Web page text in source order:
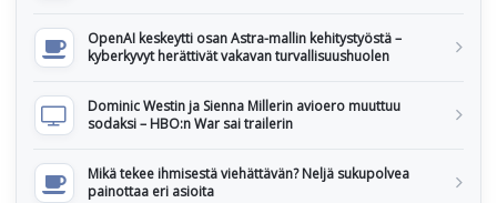
OpenAI keskeytti osan Astra-mallin kehitystyöstä –
kyberkyvyt herättivät vakavan turvallisuushuolen
Dominic Westin ja Sienna Millerin avioero muuttuu
sodaksi – HBO:n War sai trailerin
Mikä tekee ihmisestä viehättävän? Neljä sukupolvea
painottaa eri asioita